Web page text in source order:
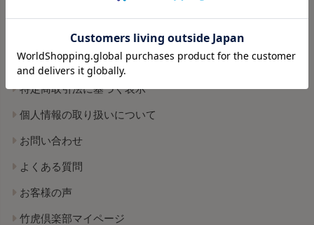
竹製品のお手入れ方法
会社概要
特定商取引法に基づく表示
個人情報の取り扱いについて
お問い合わせ
よくある質問
お客様の声
竹虎倶楽部マイページ